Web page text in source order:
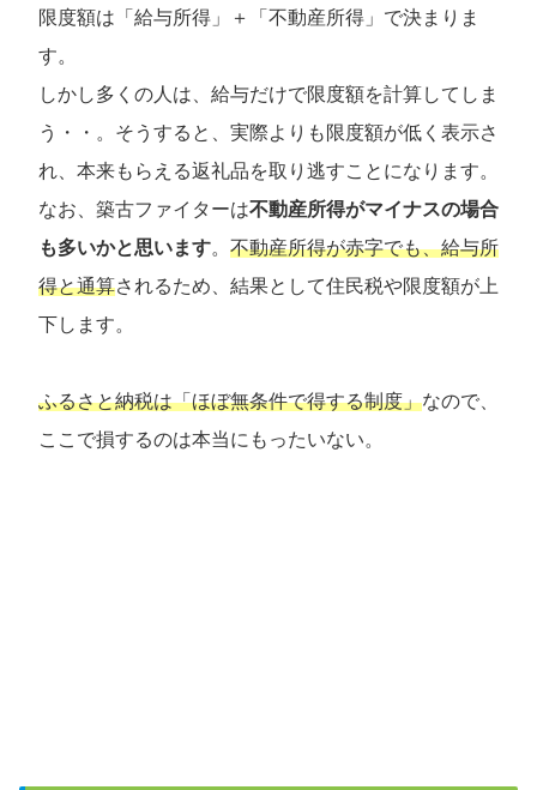
限度額は「給与所得」＋「不動産所得」で決まりま
す。
しかし多くの人は、給与だけで限度額を計算してしま
う・・。そうすると、実際よりも限度額が低く表示さ
れ、本来もらえる返礼品を取り逃すことになります。
なお、築古ファイターは不動産所得がマイナスの場合
も多いかと思います。 不動産所得が赤字でも、給与所
得と通算されるため、結果として住民税や限度額が上
下します。
ふるさと納税は「ほぼ無条件で得する制度」なので、
ここで損するのは本当にもったいない。